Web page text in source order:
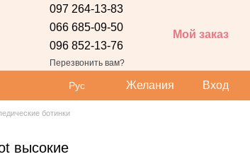
097 264-13-83
066 685-09-50
096 852-13-76
Перезвонить вам?
Мой заказ
Рус Желания Вход
ботинки
высокие